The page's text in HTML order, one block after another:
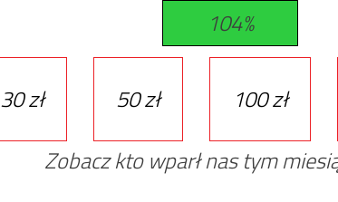
104%
30 zł 50 zł 100 zł
Zobacz kto wparł nas tym